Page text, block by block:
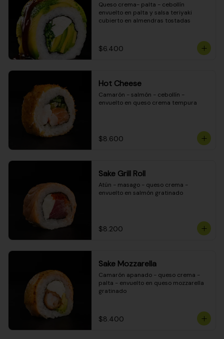
Queso crema- palta - cebollín
envuelto en palta y salsa teriyaki
cubierto en almendras tostadas
$6.400
Hot Cheese
Camarón - salmón - cebollín -
envuelto en queso crema tempura
$8.600
Sake Grill Roll
Atún - masago - queso crema -
envuelto en salmón gratinado
$8.200
Sake Mozzarella
Camarón apanado - queso crema -
palta - envuelto en queso mozzarella
gratinado
$8.400